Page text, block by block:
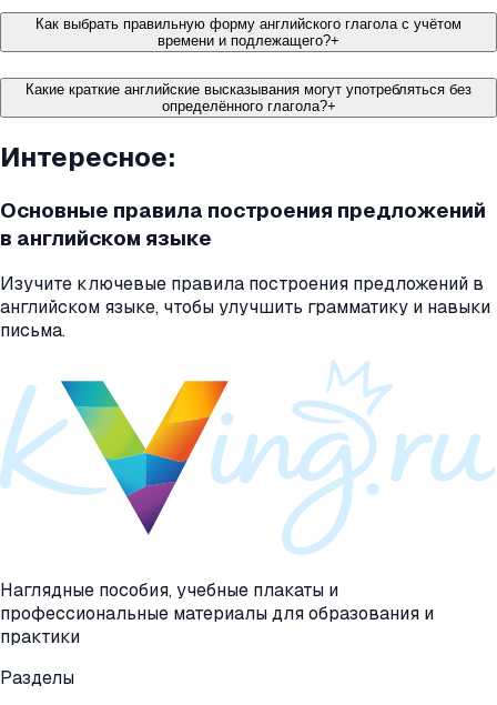
Как выбрать правильную форму английского глагола с учётом
времени и подлежащего?+
Какие краткие английские высказывания могут употребляться без
определённого глагола?+
Интересное:
Основные правила построения предложений
в английском языке
Изучите ключевые правила построения предложений в
английском языке, чтобы улучшить грамматику и навыки
письма.
Наглядные пособия, учебные плакаты и
профессиональные материалы для образования и
практики
Разделы